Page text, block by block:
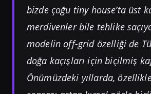
bizde çoğu tiny house’ta üst
merdivenler bile tehlike
modelin off-grid özelliği de
doğa kaçışları için biçilmiş
Önümüzdeki yıllarda,